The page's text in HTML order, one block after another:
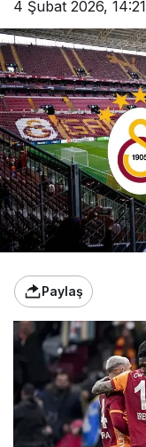
4 Şubat 2026, 14:21
Paylaş